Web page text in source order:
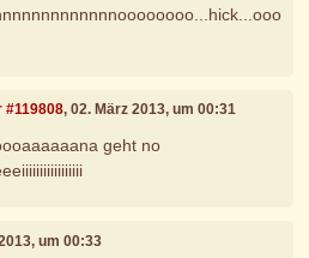
#119808, 02. März 2013, um 00:31
geht no
um 00:33